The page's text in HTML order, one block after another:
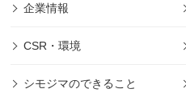
報の保護に細心の注意を
供されるサービスのみで
■本規約に明記された場
企業情報
CSR・環境
シモジマのできること